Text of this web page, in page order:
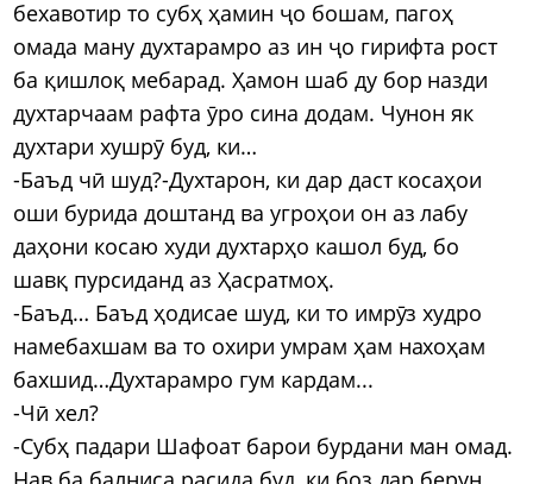
бехавотир то субҳ ҳамин ҷо бошам, пагоҳ
омада ману духтарамро аз ин ҷо гирифта рост
ба қишлоқ мебарад. Ҳамон шаб ду бор назди
духтарчаам рафта ӯро сина додам. Чунон як
духтари хушрӯ буд, ки…
-Баъд чӣ шуд?-Духтарон, ки дар даст косаҳои
оши бурида доштанд ва угроҳои он аз лабу
даҳони косаю худи духтарҳо кашол буд, бо
шавқ пурсиданд аз Ҳасратмоҳ.
-Баъд… Баъд ҳодисае шуд, ки то имрӯз худро
намебахшам ва то охири умрам ҳам нахоҳам
бахшид…Духтарамро гум кардам...
-Чӣ хел?
-Субҳ падари Шафоат барои бурдани ман омад.